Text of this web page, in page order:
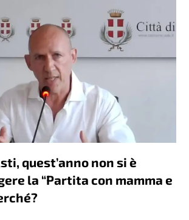
quest’anno non si è
la “Partita con mamma e